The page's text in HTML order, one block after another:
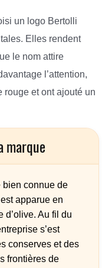
un logo Bertolli
Elles rendent
le nom attire
l’attention,
rouge et ont ajouté un
marque
bien connue de
apparue en
d’olive. Au fil du
s’est
conserves et des
frontières de